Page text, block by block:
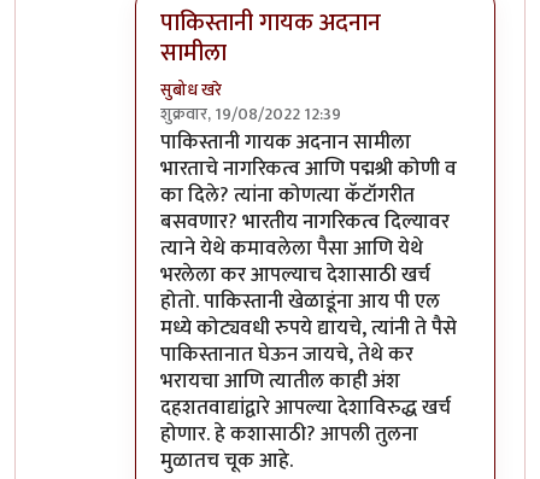
पाकिस्तानी गायक अदनान
सामीला
सुबोध खरे
शुक्रवार, 19/08/2022 12:39
In reply toदुर्दैवाने याच जपु लोकाना
पाकिस्तानी गायक अदनान सामीला
भारताचे नागरिकत्व आणि पद्मश्री कोणी व
का दिले? त्यांना कोणत्या कॅटॉगरीत
बसवणार? भारतीय नागरिकत्व दिल्यावर
त्याने येथे कमावलेला पैसा आणि येथे
भरलेला कर आपल्याच देशासाठी खर्च
होतो. पाकिस्तानी खेळाडूंना आय पी एल
मध्ये कोट्यवधी रुपये द्यायचे, त्यांनी ते पैसे
पाकिस्तानात घेऊन जायचे, तेथे कर
भरायचा आणि त्यातील काही अंश
दहशतवाद्यांद्वारे आपल्या देशाविरुद्ध खर्च
होणार. हे कशासाठी? आपली तुलना
मुळातच चूक आहे.